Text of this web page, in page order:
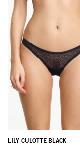
LILY CULOTTE BLACK